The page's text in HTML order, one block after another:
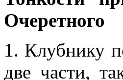
Очеретного
1. Клубнику
две части,